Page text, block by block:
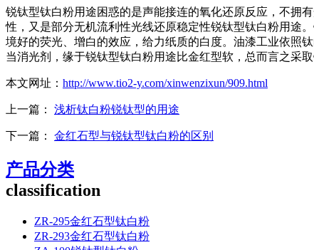
锐钛型钛白粉用途困惑的是声能接连的氧化还原反应，不拥
性，又是部分无机流利性光线还原稳定性锐钛型钛白粉用途
境好的荧光、增白的效应，给力纸质的白度。油漆工业依照
当消光剂，缘于锐钛型钛白粉用途比金红型软，总而言之采取
本文网址： http://www.tio2-y.com/xinwenzixun/909.html
上一篇： 浅析钛白粉锐钛型的用途
下一篇： 金红石型与锐钛型钛白粉的区别
产品分类
classification
ZR-295金红石型钛白粉
ZR-293金红石型钛白粉